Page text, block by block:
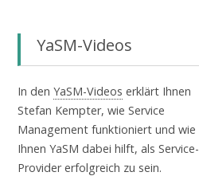
YaSM-Videos
In denYaSM-Videos erklärt Ihnen
Stefan Kempter, wie Service
Management funktioniert und wie
Ihnen YaSM dabei hilft, als Service-
Provider erfolgreich zu sein.